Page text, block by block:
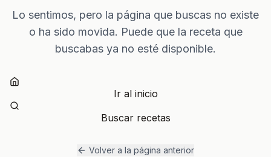
Lo sentimos, pero la página que buscas no existe
o ha sido movida. Puede que la receta que
buscabas ya no esté disponible.
Ir al inicio
Buscar recetas
Volver a la página anterior